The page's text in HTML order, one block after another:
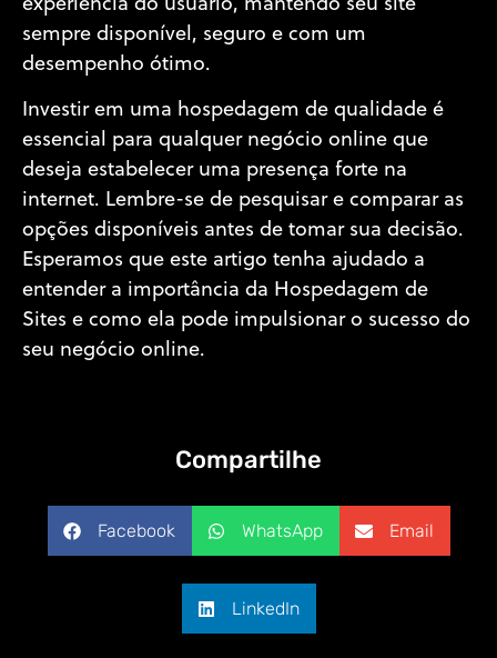
sempre disponível, seguro e com um
desempenho ótimo.
Investir em uma hospedagem de qualidade é
essencial para qualquer negócio online que
deseja estabelecer uma presença forte na
internet. Lembre-se de pesquisar e comparar as
opções disponíveis antes de tomar sua decisão.
Esperamos que este artigo tenha ajudado a
entender a importância da Hospedagem de
Sites e como ela pode impulsionar o sucesso do
seu negócio online.
Compartilhe
Facebook WhatsApp Email
LinkedIn